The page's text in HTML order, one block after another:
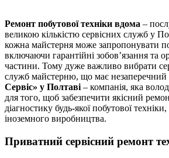
Ремонт побутової техніки вдома –
великою кількістю сервісних служб у
кожна майстерня може запропонувати
включаючи гарантійні зобов’язання та
частини. Тому дуже важливо вибрати
служб майстерню, що має незаперечний
Сервіс» у Полтаві – компанія, яка
для того, щоб забезпечити якісний
діагностику будь-якої побутової
іноземного виробництва.
Приватний сервісний ремонт